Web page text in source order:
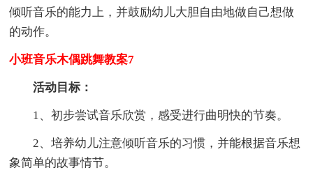
倾听音乐的能力上，并鼓励幼儿大胆自由地做自己想做
的动作。
小班音乐木偶跳舞教案7
活动目标：
1、初步尝试音乐欣赏，感受进行曲明快的节奏。
2、培养幼儿注意倾听音乐的习惯，并能根据音乐想
象简单的故事情节。